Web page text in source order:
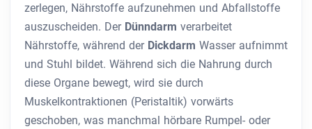
zerlegen, Nährstoffe aufzunehmen und Abfallstoffe
auszuscheiden. Der Dünndarm verarbeitet
Nährstoffe, während der Dickdarm Wasser aufnimmt
und Stuhl bildet. Während sich die Nahrung durch
diese Organe bewegt, wird sie durch
Muskelkontraktionen (Peristaltik) vorwärts
geschoben, was manchmal hörbare Rumpel- oder